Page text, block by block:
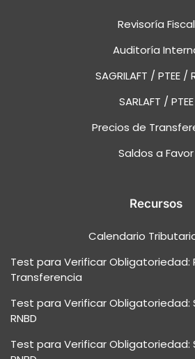
Revisoría Fiscal
Auditoría
SAGRILAFT / PTEE /
SARLAFT / PTEE
Precios de
Saldos a Favor
Recursos
Calendario
Test para Verificar Obligatoriedad:
Transferencia
Test para Verificar Obligatoriedad:
RNBD
Test para Verificar Obligatoriedad: